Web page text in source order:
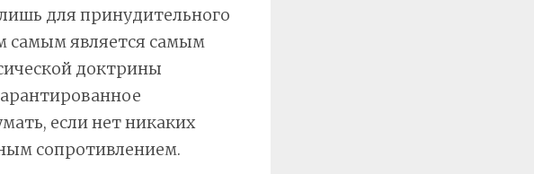
для принудительного
самым является самым
доктрины
если нет никаких
сопротивлением.